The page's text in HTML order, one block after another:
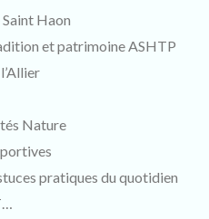
Haon
et patrimoine ASHTP
Nature
pratiques du quotidien